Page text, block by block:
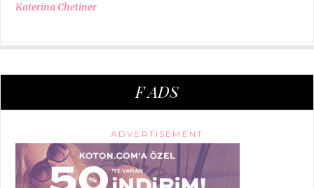
Katerina Chetiner
F ADS
ADVERTISEMENT